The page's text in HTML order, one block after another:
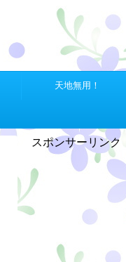
天地無用！
スポンサーリンク